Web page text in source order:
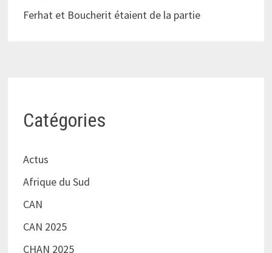
Ferhat et Boucherit étaient de la partie
Catégories
Actus
Afrique du Sud
CAN
CAN 2025
CHAN 2025